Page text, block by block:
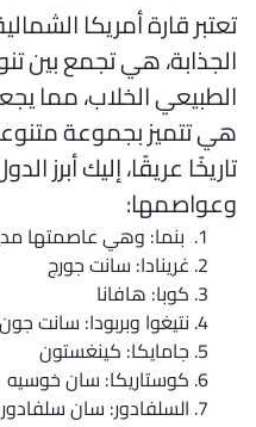
قارة أمريكا
هي تجمع بين
الخلاب، مما
تتميز بجموعة متنوعة
عريقًا، إليك أبرز
بنما: وهي عاصمتها مدينة
غرينادا: سانت جورج
كوبا: هافانا
نتيغوا وبربودا: سانت جون
جامايكا: كينغستون
كوستاريكا: سان خوسيه
السلفادور: سان سلفادور